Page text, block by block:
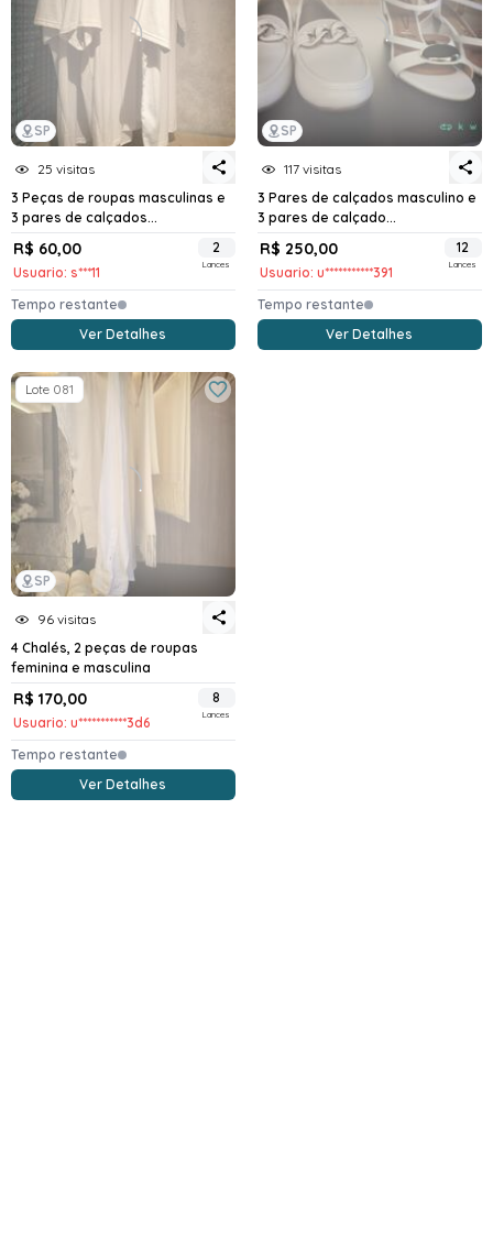
SP
25 visitas
3 Peças de roupas masculinas e
3 pares de calçados...
R$ 60,00
Usuario: s***11
2
Lances
Tempo restante
Ver Detalhes
SP
117 visitas
3 Pares de calçados masculino e
3 pares de calçado...
R$ 250,00
Usuario: u***********391
12
Lances
Tempo restante
Ver Detalhes
SP
Lote 081
96 visitas
4 Chalés, 2 peças de roupas
feminina e masculina
R$ 170,00
Usuario: u***********3d6
8
Lances
Tempo restante
Ver Detalhes